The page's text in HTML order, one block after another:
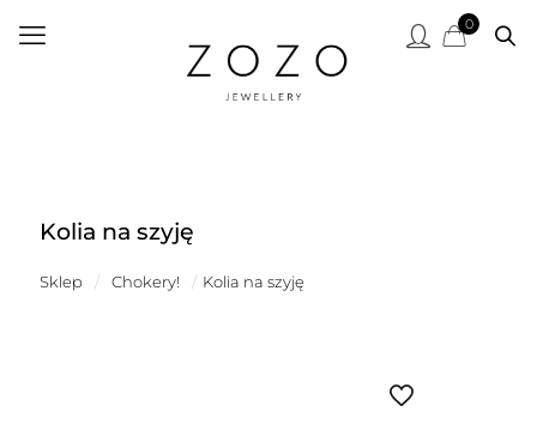
0
Kolia na szyję
Sklep / Chokery! / Kolia na szyję